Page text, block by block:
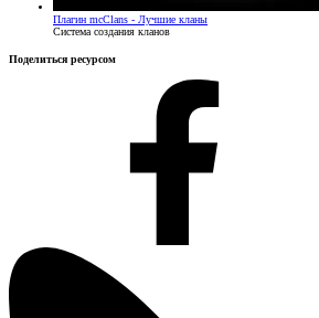
Плагин mcClans - Лучшие кланы
Система создания кланов
Поделиться ресурсом